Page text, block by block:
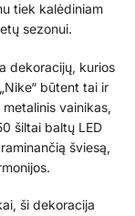
tiek kalėdiniam
sezonui.
dekoracijų, kurios
būtent tai ir
vainikas,
šiltai baltų LED
šviesą,
ši dekoracija